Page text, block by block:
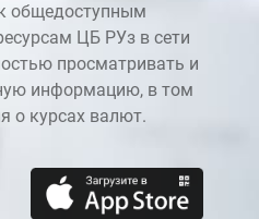
общедоступным
ЦБ РУз в сети
просматривать и
информацию, в том
о курсах валют.